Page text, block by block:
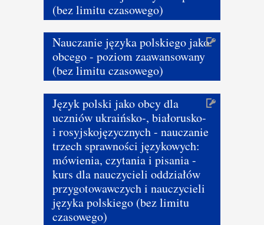
(bez limitu czasowego)
Nauczanie języka polskiego jako
obcego - poziom zaawansowany
(bez limitu czasowego)
Język polski jako obcy dla
uczniów ukraińsko-, białorusko-
i rosyjskojęzycznych - nauczanie
trzech sprawności językowych:
mówienia, czytania i pisania -
kurs dla nauczycieli oddziałów
przygotowawczych i nauczycieli
języka polskiego (bez limitu
czasowego)